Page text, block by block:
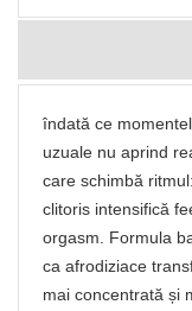
îndată ce
uzuale nu aprind
care schimbă
clitoris intensifică
orgasm. Formula
ca afrodiziace
mai concentrată și